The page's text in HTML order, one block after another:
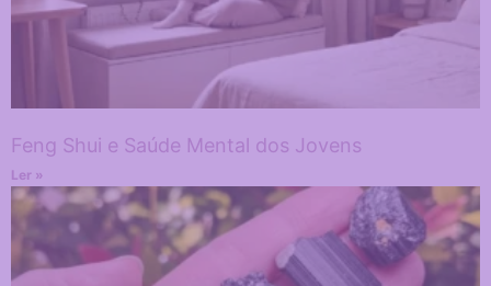
Feng Shui e Saúde Mental dos Jovens
Ler »